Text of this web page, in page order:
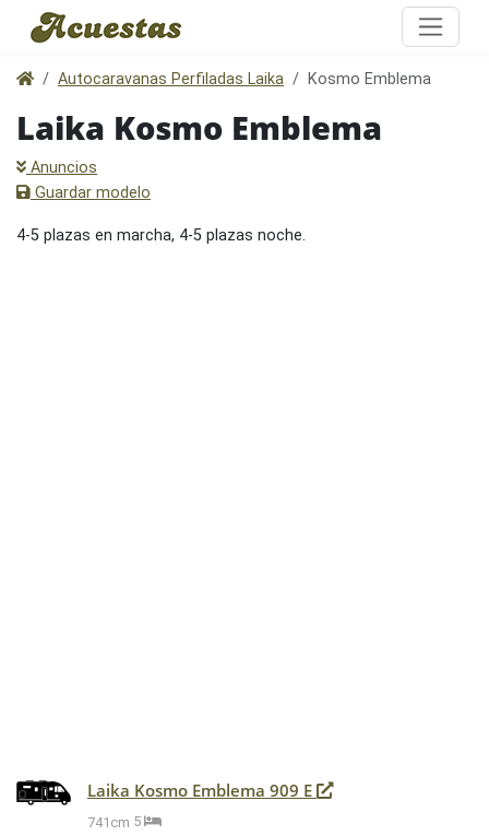
Autocaravanas Perfiladas Laika Kosmo Emblema
Laika Kosmo Emblema
Anuncios
Guardar modelo
4-5 plazas en marcha, 4-5 plazas noche.
Laika Kosmo Emblema 909 E
741cm 5